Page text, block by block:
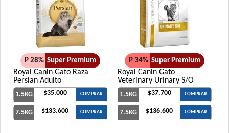
P 28% Super Premium
Royal Canin Gato Raza
Persian Adulto
1.5KG $35.000 COMPRAR
7.5KG $133.600 COMPRAR
P 34% Super Premium
Royal Canin Gato
Veterinary Urinary S/O
1.5KG $37.700 COMPRAR
7.5KG $136.600 COMPRAR